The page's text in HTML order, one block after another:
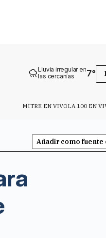
Lluvia irregular en
las cercanías
7°
MITRE EN VIVOLA 100 EN
Añadir como fuente